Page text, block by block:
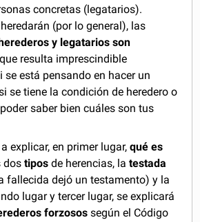
concretas (legatarios).
(por lo general), las
y legatarios son
resulta imprescindible
se está pensando en hacer un
se tiene la condición de heredero o
saber bien cuáles son tus
explicar, en primer lugar,qué es
dostipos de herencias, latestada
fallecida dejó un testamento) y la
lugar y tercer lugar, se explicará
forzosossegún el Código